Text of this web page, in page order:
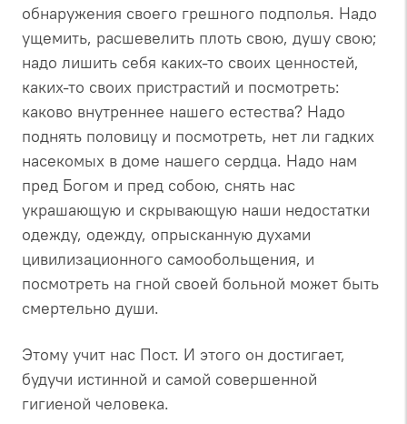
обнаружения своего грешного подполья. Надо
ущемить, расшевелить плоть свою, душу свою;
надо лишить себя каких-то своих ценностей,
каких-то своих пристрастий и посмотреть:
каково внутреннее нашего естества? Надо
поднять половицу и посмотреть, нет ли гадких
насекомых в доме нашего сердца. Надо нам
пред Богом и пред собою, снять нас
украшающую и скрывающую наши недостатки
одежду, одежду, опрысканную духами
цивилизационного самообольщения, и
посмотреть на гной своей больной может быть
смертельно души.
Этому учит нас Пост. И этого он достигает,
будучи истинной и самой совершенной
гигиеной человека.